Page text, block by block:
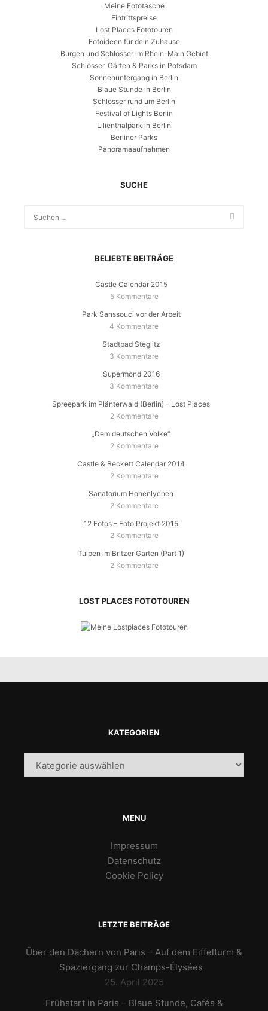
Meine Fototasche
Eintrittspreise
Lost Places Fototouren
Fotoideen für dein Zuhause
Burgen und Schlösser im Rhein-Main Gebiet
Schlösser, Gärten & Parks in Potsdam
Sonnenuntergang in Berlin
Blaue Stunde in Berlin
Schlösser rund um Berlin
Festival of Lights Berlin
Lilienthalpark in Berlin
Berliner Parks
Panoramaaufnahmen
SUCHE
BELIEBTE BEITRÄGE
Castle Calendar 2015
5 Kommentare
Park Sanssouci vor der Arbeit
4 Kommentare
Stadtbad Steglitz
3 Kommentare
Supermond 2016
3 Kommentare
Spreepark im Plänterwald (Berlin) – Lost Places
2 Kommentare
„Dem deutschen Volke“
2 Kommentare
Castle & Beckett Calendar 2014
2 Kommentare
Sanatorium Hohenlychen
2 Kommentare
12 Fotos – Foto Projekt 2015
2 Kommentare
Tulpen im Britzer Garten (Part 1)
2 Kommentare
LOST PLACES FOTOTOUREN
KATEGORIEN
Kategorien
MENU
Impressum
Datenschutz
Cookie Policy
LETZTE BEITRÄGE
Über den Dächern von Paris – Auf dem Eiffelturm &
Spaziergang zur Champs-Élysées
25. April 2025
Frühstart in Paris – Blaue Stunde, Cafés &